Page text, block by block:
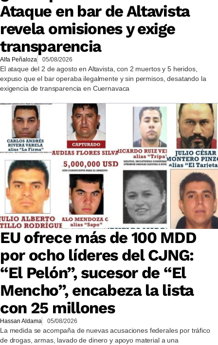
Ataque en bar de Altavista
revela omisiones y exige
transparencia
Alfa Peñaloza 05/08/2026
El ataque del 2 de agosto en Altavista, con 2 muertos y 5 heridos,
expuso que el bar operaba ilegalmente y sin permisos, desatando la
exigencia de transparencia en Cuernavaca
EU ofrece más de 100 MDD
por ocho líderes del CJNG:
“El Pelón”, sucesor de “El
Mencho”, encabeza la lista
con 25 millones
Hassan Aldama 05/08/2026
La medida se acompaña de nuevas acusaciones federales por tráfico
de drogas, armas, lavado de dinero y apoyo material a una